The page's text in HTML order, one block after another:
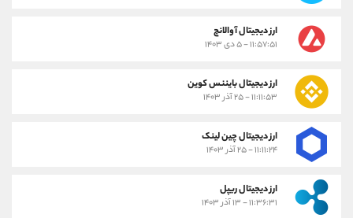
ارز دیجیتال آوالانچ
۱۱:۵۷:۵۱ - ۵ دی ۱۴۰۳
ارز دیجیتال بایننس کوین
۱۱:۱۱:۵۳ - ۲۵ آذر ۱۴۰۳
ارز دیجیتال چین لینک
۱۱:۱۱:۲۴ - ۲۵ آذر ۱۴۰۳
ارز دیجیتال ریپل
۱۱:۳۶:۳۱ - ۱۳ آذر ۱۴۰۳